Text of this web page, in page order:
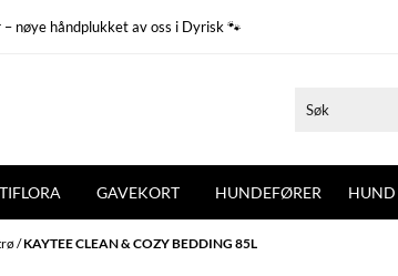
nøye håndplukket av oss i Dyrisk 🐾
GAVEKORT HUNDEFØRER HUND
/KAYTEE CLEAN & COZY BEDDING 85L